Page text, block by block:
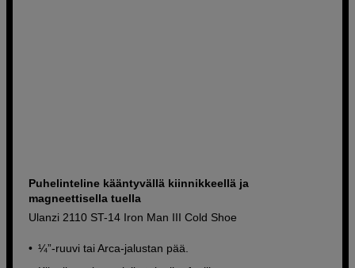
Puhelinteline kääntyvällä kiinnikkeellä ja
magneettisella tuella
Ulanzi 2110 ST-14 Iron Man III Cold Shoe
¼”-ruuvi tai Arca-jalustan pää.